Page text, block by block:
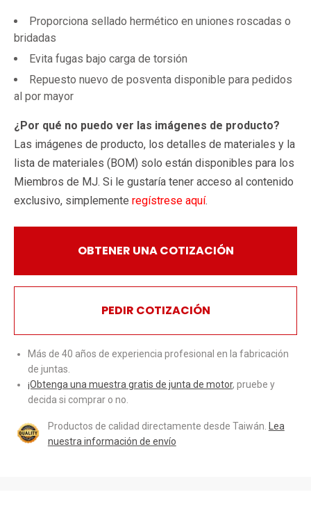
Proporciona sellado hermético en uniones roscadas o
bridadas
Evita fugas bajo carga de torsión
Repuesto nuevo de posventa disponible para pedidos
al por mayor
¿Por qué no puedo ver las imágenes de producto?
Las imágenes de producto, los detalles de materiales y la
lista de materiales (BOM) solo están disponibles para los
Miembros de MJ. Si le gustaría tener acceso al contenido
exclusivo, simplemente regístrese aquí.
OBTENER UNA COTIZACIÓN
PEDIR COTIZACIÓN
Más de 40 años de experiencia profesional en la fabricación
de juntas.
¡Obtenga una muestra gratis de junta de motor, pruebe y
decida si comprar o no.
Productos de calidad directamente desde Taiwán.
Lea
nuestra información de envío